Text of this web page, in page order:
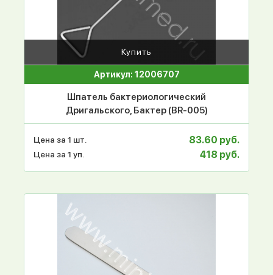
Купить
Артикул: 12006707
Шпатель бактериологический
Дригальского, Бактер (BR-005)
Цена за 1 шт. 83.60 руб.
Цена за 1 уп. 418 руб.